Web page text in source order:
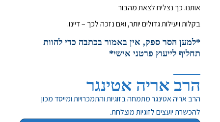
אותנו. כך נצליח לצאת מהבור
בקלות ויעילות גדולים יותר, ואם נזכה לכך – דיינו.
*למען הסר ספק, אין באמור בכתבה כדי להוות
תחליף לייעוץ פרטני אישי*
הרב אריה אטינגר
הרב אריה אטינגר מתמחה בזוגיות והתמכרויות ומייסד מכון
להכשרת יועצים לזוגיות מוצלחת.